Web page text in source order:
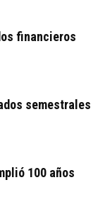
financieros
semestrales
100 años